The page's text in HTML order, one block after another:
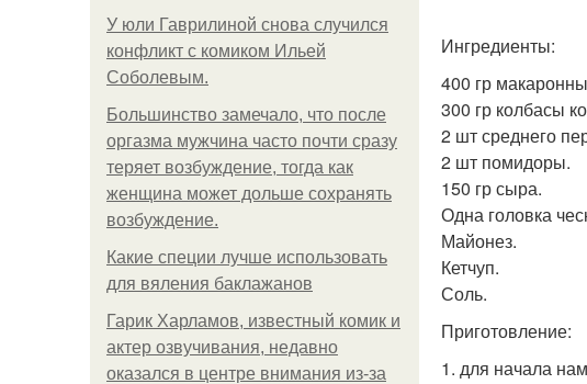
У юли Гаврилиной снова случился
конфликт с комиком Ильей
Соболевым.
Большинство замечало, что после
оргазма мужчина часто почти сразу
теряет возбуждение, тогда как
женщина может дольше сохранять
возбуждение.
Какие специи лучше использовать
для вяления баклажанов
Гарик Харламов, известный комик и
актер озвучивания, недавно
оказался в центре внимания из-за
Ингредиенты:
400 гр
300 гр колбасы
2 шт среднего
2 шт помидоры.
150 гр сыра.
Одна головка
Майонез.
Кетчуп.
Соль.
Приготовление:
1. для начала